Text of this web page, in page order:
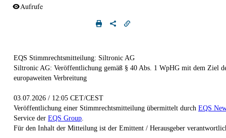
Aufrufe
EQS Stimmrechtsmitteilung: Siltronic AG
Siltronic AG: Veröffentlichung gemäß § 40 Abs. 1 WpHG mit dem Ziel
europaweiten Verbreitung
03.07.2026 / 12:05 CET/CEST
Veröffentlichung einer Stimmrechtsmitteilung übermittelt durch EQS
Service der EQS Group
Für den Inhalt der Mitteilung ist der Emittent / Herausgeber